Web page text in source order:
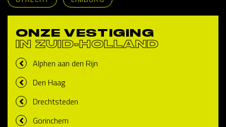
ONZE VESTIGING
IN ZUID-HOLLAND
Alphen aan den Rijn
Den Haag
Drechtsteden
Gorinchem